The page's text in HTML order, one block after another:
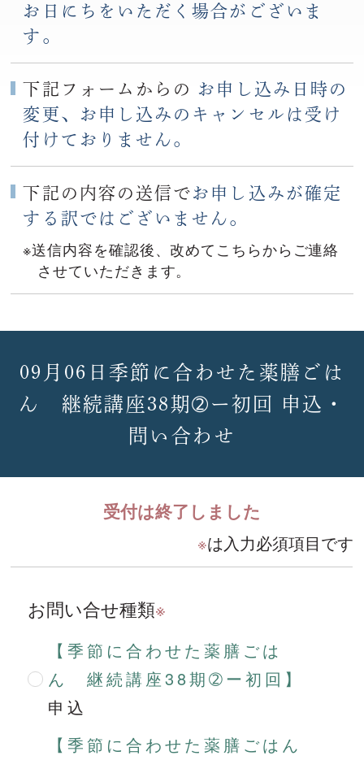
お日にちをいただく場合がございま
す。
下記フォームからの お申し込み日時の
変更、お申し込みのキャンセルは受け
付けておりません。
下記の内容の送信でお申し込みが確定
する訳ではございません。
※送信内容を確認後、改めてこちらからご連絡
させていただきます。
09月06日季節に合わせた薬膳ごは
ん 継続講座38期➁ー初回 申込・
問い合わせ
受付は終了しました
※は入力必須項目です
お問い合せ種類※
【季節に合わせた薬膳ごは
ん 継続講座38期➁ー初回】
申込
【季節に合わせた薬膳ごはん